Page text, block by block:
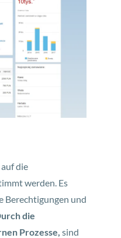
die
werden. Es
Berechtigungen und
die
Prozesse, sind